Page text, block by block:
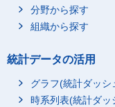
分野から探す
組織から探す
統計データの活用
グラフ(統計ダッシ
時系列表(統計ダッ